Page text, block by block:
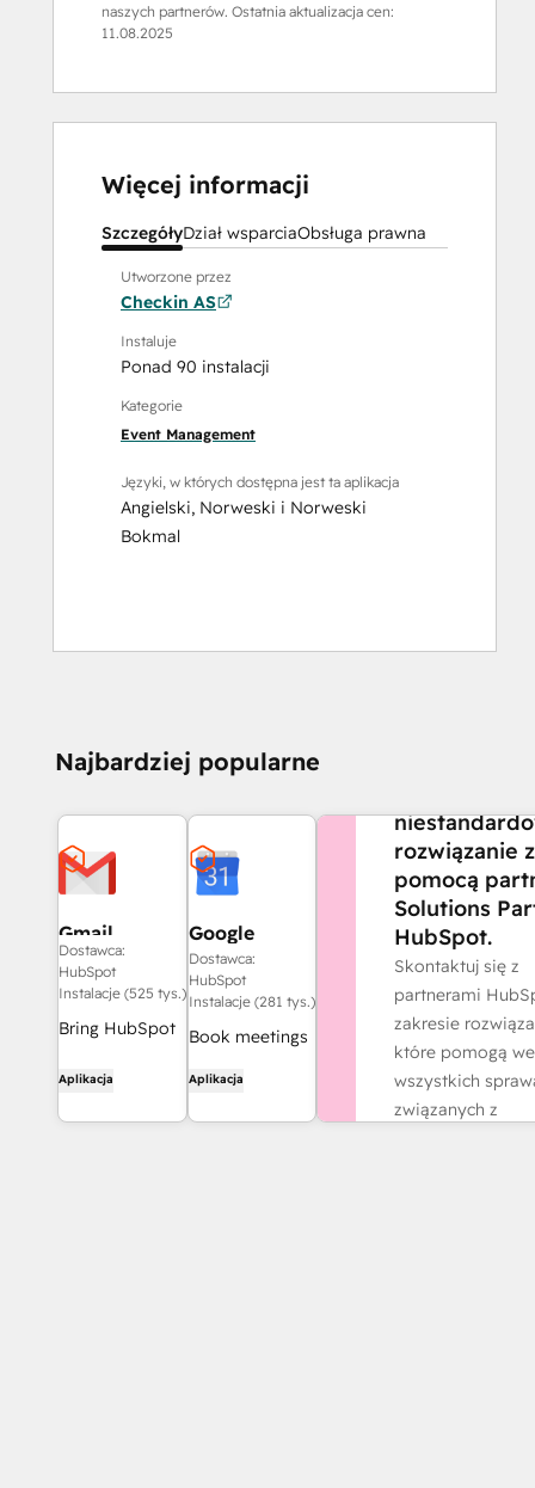
naszych partnerów. Ostatnia aktualizacja cen:
11.08.2025
Więcej informacji
SzczegółyDział wsparciaObsługa prawna
Utworzone przez
Checkin AS
Instaluje
Ponad 90 instalacji
Kategorie
Event Management
Języki, w których dostępna jest ta aplikacja
Angielski, Norweski i Norweski
Bokmal
Najbardziej popularne
Gmail
Dostawca:
HubSpot
Instalacje (525 tys.)
Bring HubSpot
with the
HubSpot
Aplikacja
Google
Calendar
Dostawca:
HubSpot
Instalacje (281 tys.)
Book meetings
easily with
HubSpot and
Aplikacja
rozwiązanie z
pomocą
Solutions
HubSpot.
Skontaktuj się z
partnerami
zakresie
które pomogą we
wszystkich
związanych z